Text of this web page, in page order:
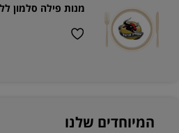
מנות פילה סלמון
המיוחדים שלנו